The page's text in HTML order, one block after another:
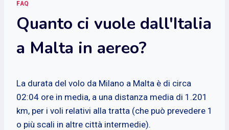
FAQ
Quanto ci vuole dall'Italia
a Malta in aereo?
La durata del volo da Milano a Malta è di circa
02:04 ore in media, a una distanza media di 1.201
km, per i voli relativi alla tratta (che può prevedere 1
o più scali in altre città intermedie).